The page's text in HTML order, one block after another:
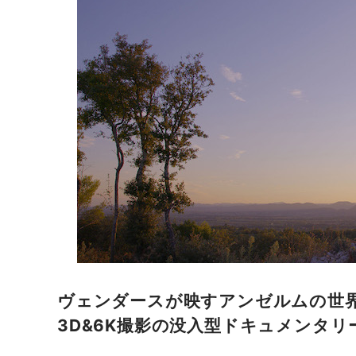
ヴェンダースが映すアンゼルムの世
3D&6K撮影の没入型ドキュメンタリ